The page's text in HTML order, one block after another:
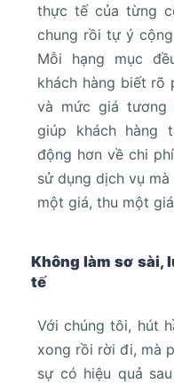
thực tế của từng
chung rồi tự ý
Mỗi hạng mục
khách hàng biết rõ
và mức giá tương
giúp khách hàng
động hơn về chi
sử dụng dịch vụ
một giá, thu một
Không làm sơ sài,
tế
Với chúng tôi, hút
xong rồi rời đi, mà
sự có hiệu quả